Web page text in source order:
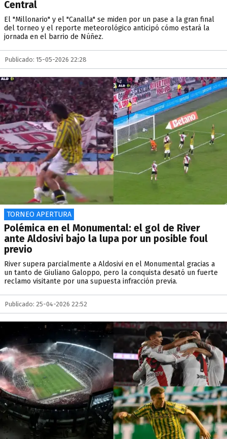
Central
El "Millonario" y el "Canalla" se miden por un pase a la gran final
del torneo y el reporte meteorológico anticipó cómo estará la
jornada en el barrio de Núñez.
Publicado: 15-05-2026 22:28
TORNEO APERTURA
Polémica en el Monumental: el gol de River
ante Aldosivi bajo la lupa por un posible foul
previo
River supera parcialmente a Aldosivi en el Monumental gracias a
un tanto de Giuliano Galoppo, pero la conquista desató un fuerte
reclamo visitante por una supuesta infracción previa.
Publicado: 25-04-2026 22:52